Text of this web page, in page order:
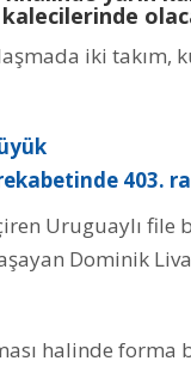
iki takım,
403.
Uruguaylı file
Dominik
halinde forma